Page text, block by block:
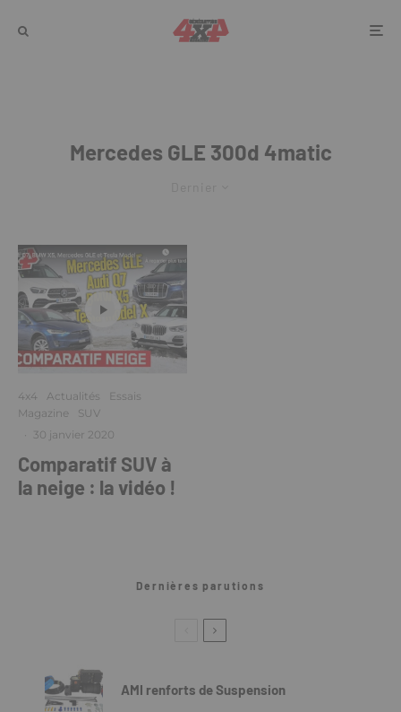
Mercedes GLE 300d 4matic
4x4 Actualités
Essais
Magazine
SUV
· 30 janvier 2020
Comparatif SUV à
la neige : la vidéo !
Dernières parutions
AMI renforts de Suspension